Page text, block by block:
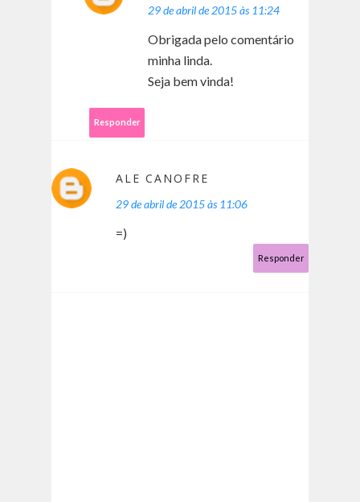
29 de abril de 2015 às 11:24
Obrigada pelo comentário
minha linda.
Seja bem vinda!
Responder
ALE CANOFRE
29 de abril de 2015 às 11:06
=)
Responder